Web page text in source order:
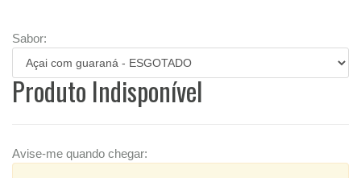
Sabor:
Produto Indisponível
Avise-me quando chegar: